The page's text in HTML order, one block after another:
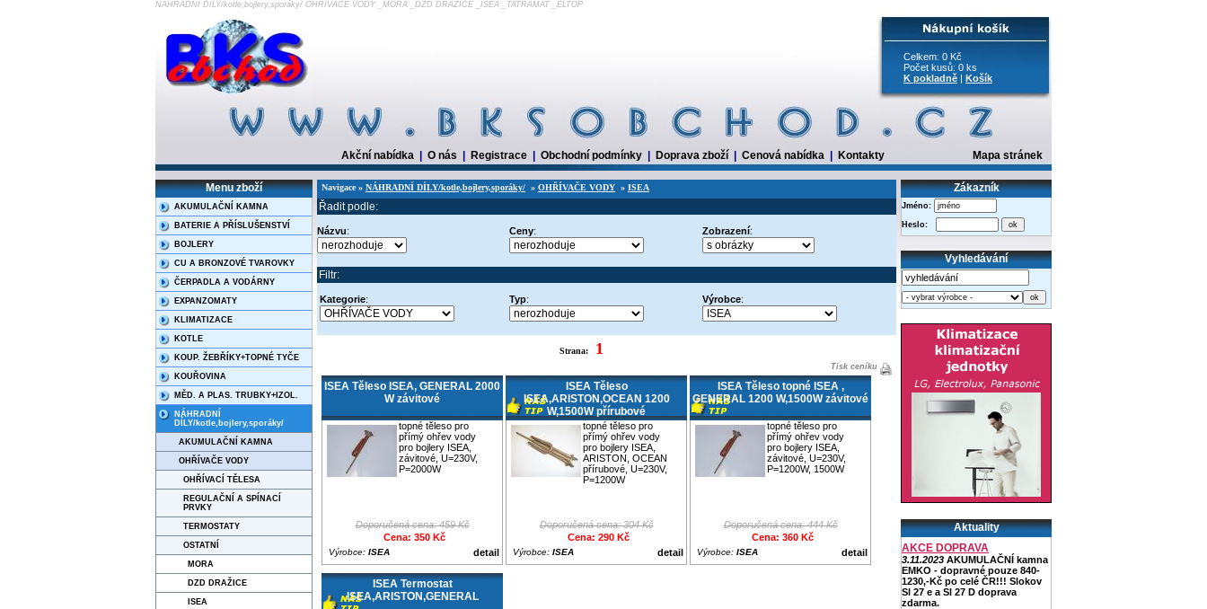
NÁHRADNÍ DÍLY/kotle,bojlery,sporáky/ OHŘÍVAČE VODY _MORA _DZD DRAŽICE _ISEA _TATRAMAT _ELTOP
Celkem: 0 Kč
Počet kusů: 0 ks
K pokladně | Košík
Akční nabídka O nás Registrace Obchodní podmínky Doprava zboží Cenová nabídka Kontakty Mapa stránek
Menu zboží
AKUMULAČNÍ KAMNA
BATERIE A PŘÍSLUŠENSTVÍ
BOJLERY
CU A BRONZOVÉ TVAROVKY
ČERPADLA A VODÁRNY
EXPANZOMATY
KLIMATIZACE
KOTLE
KOUP. ŽEBŘÍKY+TOPNÉ TYČE
KOUŘOVINA
MĚD. A PLAS. TRUBKY+IZOL.
NÁHRADNÍ
DÍLY/kotle,bojlery,sporáky/
AKUMULAČNÍ KAMNA
OHŘÍVAČE VODY
OHŘÍVACÍ TĚLESA
REGULAČNÍ A SPÍNACÍ
PRVKY
TERMOSTATY
OSTATNÍ
MORA
DZD DRAŽICE
ISEA
Navigace » NÁHRADNÍ DÍLY/kotle,bojlery,sporáky/ » OHŘÍVAČE VODY » ISEA
Řadit podle:
Názvu: Ceny: Zobrazení:
Filtr:
Kategorie: Typ: Výrobce:
Strana: 1
Tisk ceníku
ISEA Těleso ISEA, GENERAL 2000
W závitové
topné těleso pro
přímý ohřev vody
pro bojlery ISEA,
závitové, U=230V,
P=2000W
Doporučená cena: 459 Kč
Cena: 350 Kč
detail
Výrobce: ISEA
ISEA Těleso
ISEA,ARISTON,OCEAN 1200
W,1500W přírubové
topné těleso pro
přímý ohřev vody
pro bojlery ISEA,
ARISTON, OCEAN
přírubové, U=230V,
P=1200W
Doporučená cena: 304 Kč
Cena: 290 Kč
detail
Výrobce: ISEA
ISEA Těleso topné ISEA ,
GENERAL 1200 W,1500W závitové
topné těleso pro
přímý ohřev vody
pro bojlery ISEA,
závitové, U=230V,
P=1200W, 1500W
Doporučená cena: 444 Kč
Cena: 360 Kč
detail
Výrobce: ISEA
ISEA Termostat
ISEA,ARISTON,GENERAL
Zákazník
Jméno:
Heslo:
Vyhledávání
Aktuality
AKCE DOPRAVA
3.11.2023 AKUMULAČNÍ kamna
EMKO - dopravné pouze 840-
1230,-Kč po celé ČR!!! Slokov
Sl 27 e a Sl 27 D doprava
zdarma.